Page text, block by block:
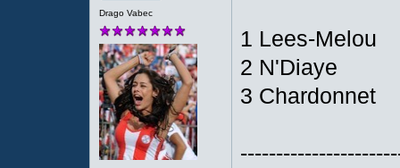
Drago Vabec
1 Lees-Melou
2 N'Diaye
3 Chardonnet